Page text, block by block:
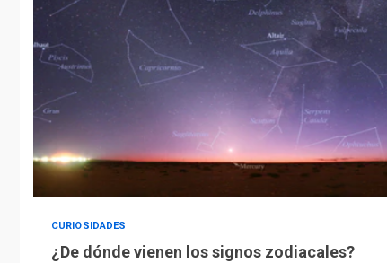
CURIOSIDADES
¿De dónde vienen los signos zodiacales?